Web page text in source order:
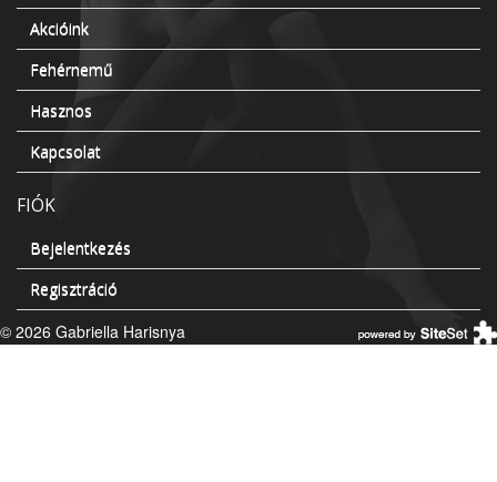
Akcióink
Fehérnemű
Hasznos
Kapcsolat
FIÓK
Bejelentkezés
Regisztráció
© 2026 Gabriella Harisnya